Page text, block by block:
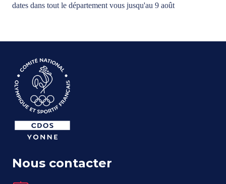
dates dans tout le département vous jusqu'au 9 août
Nous contacter